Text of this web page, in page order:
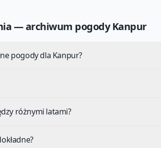
— archiwum pogodyKanpur
pogody dla Kanpur?
różnymi latami?